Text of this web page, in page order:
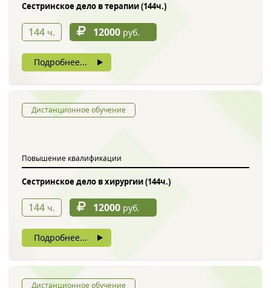
Сестринское дело в терапии (144ч.)
144 ч. 12000 руб.
Подробнее...
Дистанционное обучение
Повышение квалификации
Сестринское дело в хирургии (144ч.)
144 ч. 12000 руб.
Подробнее...
Дистанционное обучение